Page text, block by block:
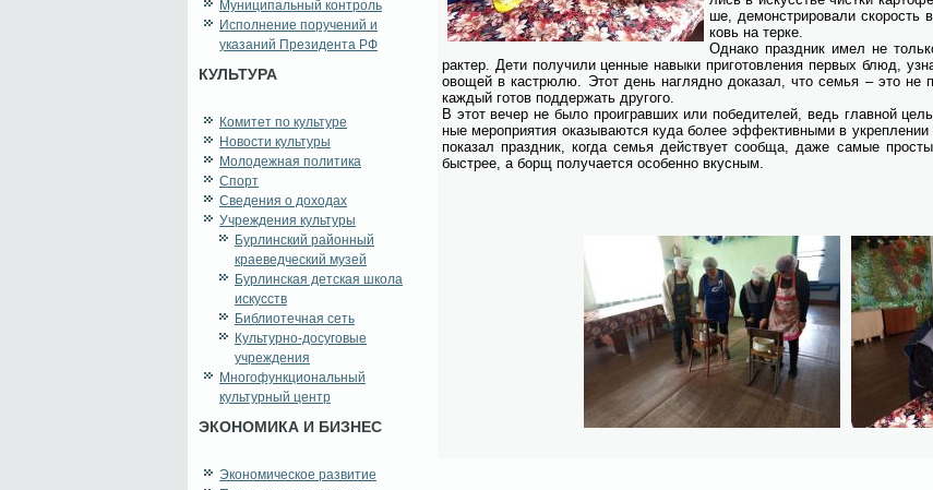
Муниципальный контроль
Исполнение поручений и
указаний Президента РФ
КУЛЬТУРА
Комитет по культуре
Новости культуры
Молодежная политика
Спорт
Сведения о доходах
Учреждения культуры
Бурлинский районный
краеведческий музей
Бурлинская детская школа
искусств
Библиотечная сеть
Культурно-досуговые
учреждения
Многофункциональный
культурный центр
ЭКОНОМИКА И БИЗНЕС
Экономическое развитие
ше, де­мон­стри­ро­ва­ли ско­рость
ковь на тер­ке.
Од­на­ко празд­ник имел не
рак­тер. Де­ти по­лу­чи­ли цен­ные на­вы­ки при­го­тов­ле­ния пер­вых блюд,
ово­щей в ка­стрю­лю. Этот день на­гляд­но до­ка­зал, что се­мья – это не
каж­дый го­тов под­дер­жать дру­го­го.
В этот ве­чер не бы­ло про­иг­рав­ших или по­бе­ди­те­лей, ведь глав­ной
ные ме­ро­при­я­тия ока­зы­ва­ют­ся ку­да бо­лее эф­фек­тив­ны­ми в
по­ка­зал празд­ник, ко­гда се­мья дей­ству­ет со­об­ща, да­же са­мые
быст­рее, а борщ по­лу­ча­ет­ся осо­бен­но вкус­ным.